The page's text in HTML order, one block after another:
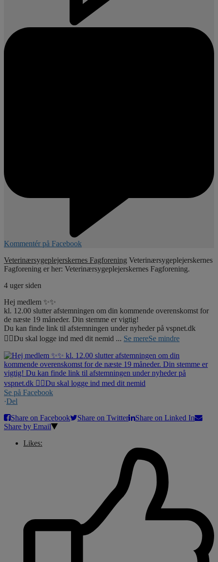
Kommentér på Facebook
Veterinærsygeplejerskernes Fagforening Veterinærsygeplejerskernes
Fagforening er her: Veterinærsygeplejerskernes Fagforening.
4 uger siden
Hej medlem ✨✨
kl. 12.00 slutter afstemningen om din kommende overenskomst for
de næste 19 måneder. Din stemme er vigtig!
Du kan finde link til afstemningen under nyheder på vspnet.dk
☝🏼Du skal logge ind med dit nemid ... Se mereSe mindre
Se på Facebook
·Del
Share on Facebook
Share on Twitter
Share on Linked In
Share by Email
Likes: